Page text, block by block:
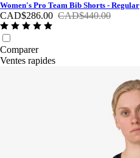
Women's Pro Team Bib Shorts - Regular
CAD$286.00 CAD$440.00
Comparer
Ventes rapides